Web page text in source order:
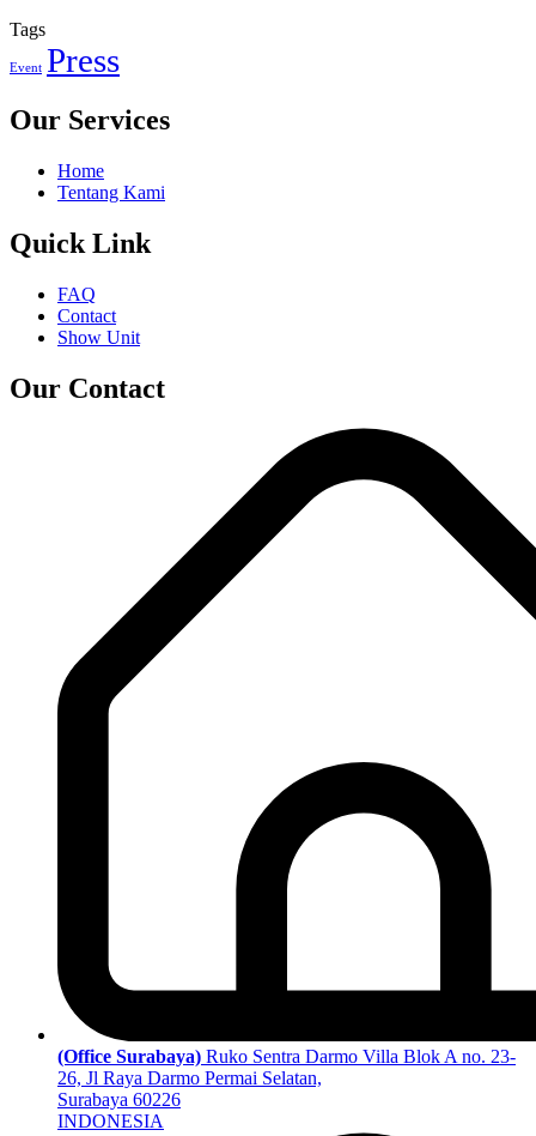
Tags
Event Press
Our Services
Home
Tentang Kami
Quick Link
FAQ
Contact
Show Unit
Our Contact
(Office Surabaya) Ruko Sentra Darmo Villa Blok A no. 23-
26, Jl Raya Darmo Permai Selatan,
Surabaya 60226
INDONESIA